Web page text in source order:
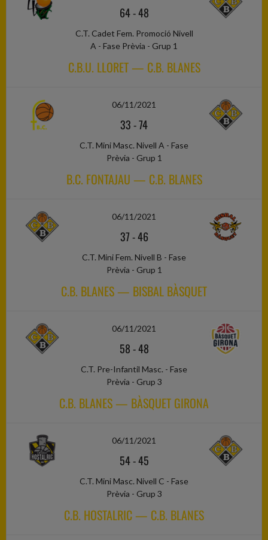
64-48
C.T. Cadet Fem. Promoció Nivell
A - Fase Prèvia - Grup 1
C.B.U. LLORET — C.B. BLANES
06/11/2021
33-74
C.T. Mini Masc. Nivell A - Fase
Prèvia - Grup 1
B.C. FONTAJAU — C.B. BLANES
06/11/2021
37-46
C.T. Mini Fem. Nivell B - Fase
Prèvia - Grup 1
C.B. BLANES — BISBAL BÀSQUET
06/11/2021
58-48
C.T. Pre-Infantil Masc. - Fase
Prèvia - Grup 3
C.B. BLANES — BÀSQUET GIRONA
06/11/2021
54-45
C.T. Mini Masc. Nivell C - Fase
Prèvia - Grup 3
C.B. HOSTALRIC — C.B. BLANES